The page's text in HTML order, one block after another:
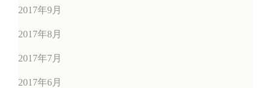
2017年9月
2017年8月
2017年7月
2017年6月